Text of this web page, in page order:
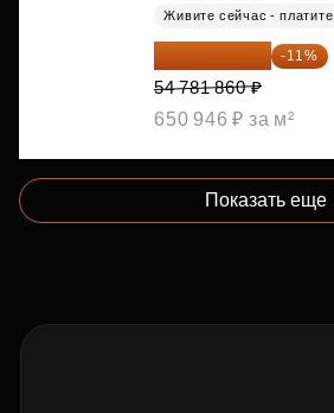
Живите сейчас -
48 755 855 ₽ -11%
54 781 860 ₽
650 946 ₽ за м²
Показать еще